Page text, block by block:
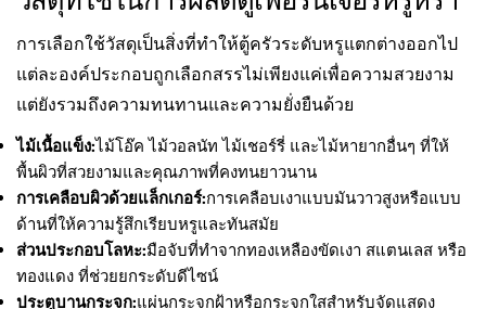
การเลือกใช้วัสดุเป็นสิ่งที่ทำให้ตู้ครัวระดับหรูแตกต่างออกไป
แต่ละองค์ประกอบถูกเลือกสรรไม่เพียงแค่เพื่อความสวยงาม
แต่ยังรวมถึงความทนทานและความยั่งยืนด้วย
ไม้เนื้อแข็ง:ไม้โอ๊ค ไม้วอลนัท ไม้เชอร์รี่ และไม้หายากอื่นๆ ที่ให้
พื้นผิวที่สวยงามและคุณภาพที่คงทนยาวนาน
การเคลือบผิวด้วยแล็กเกอร์:การเคลือบเงาแบบมันวาวสูงหรือแบบ
ด้านที่ให้ความรู้สึกเรียบหรูและทันสมัย
ส่วนประกอบโลหะ:มือจับที่ทำจากทองเหลืองขัดเงา สแตนเลส หรือ
ทองแดง ที่ช่วยยกระดับดีไซน์
ประตูบานกระจก:แผ่นกระจกฝ้าหรือกระจกใสสำหรับจัดแสดง